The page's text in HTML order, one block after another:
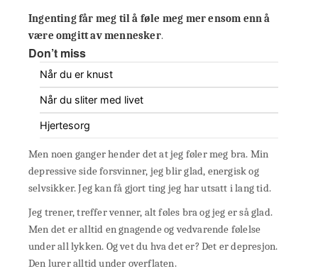
Ingenting får meg til å føle meg mer ensom enn å
være omgitt av mennesker.
Don’t miss
Når du er knust
Når du sliter med livet
Hjertesorg
Men noen ganger hender det at jeg føler meg bra. Min
depressive side forsvinner, jeg blir glad, energisk og
selvsikker. Jeg kan få gjort ting jeg har utsatt i lang tid.
Jeg trener, treffer venner, alt føles bra og jeg er så glad.
Men det er alltid en gnagende og vedvarende følelse
under all lykken. Og vet du hva det er? Det er depresjon.
Den lurer alltid under overflaten.